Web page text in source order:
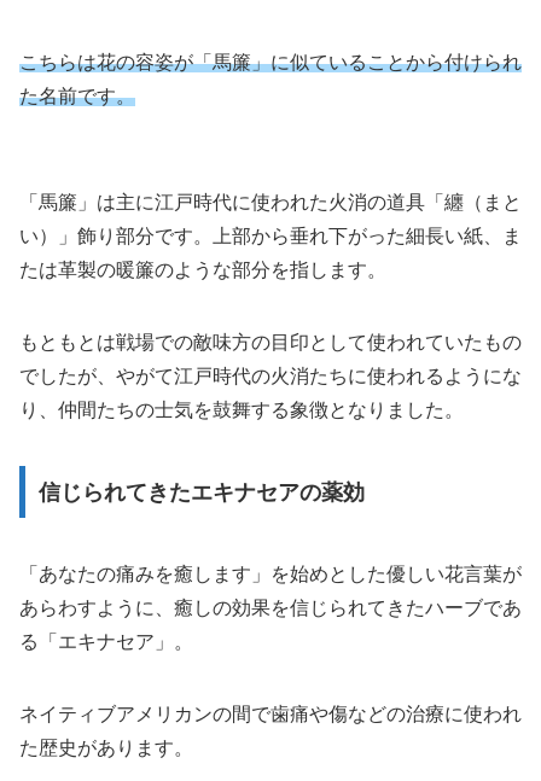
こちらは花の容姿が「馬簾」に似ていることから付けられ
た名前です。
「馬簾」は主に江戸時代に使われた火消の道具「纏（まと
い）」飾り部分です。上部から垂れ下がった細長い紙、ま
たは革製の暖簾のような部分を指します。
もともとは戦場での敵味方の目印として使われていたもの
でしたが、やがて江戸時代の火消たちに使われるようにな
り、仲間たちの士気を鼓舞する象徴となりました。
信じられてきたエキナセアの薬効
「あなたの痛みを癒します」を始めとした優しい花言葉が
あらわすように、癒しの効果を信じられてきたハーブであ
る「エキナセア」。
ネイティブアメリカンの間で歯痛や傷などの治療に使われ
た歴史があります。